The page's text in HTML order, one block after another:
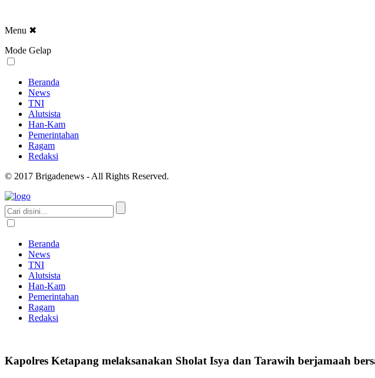
Menu ✖
Mode Gelap
Beranda
News
TNI
Alutsista
Han-Kam
Pemerintahan
Ragam
Redaksi
© 2017 Brigadenews - All Rights Reserved.
Beranda
News
TNI
Alutsista
Han-Kam
Pemerintahan
Ragam
Redaksi
Kapolres Ketapang melaksanakan Sholat Isya dan Tarawih berjamaah